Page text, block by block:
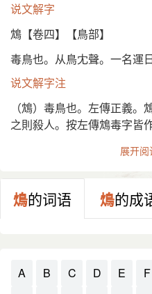
说文解字
鴆【卷四】【鳥部】
毒鳥也。从鳥冘聲。一名運
说文解字注
（鴆）毒鳥也。左傳正義
之則殺人。按左傳鴆毒字皆
猶一名也。廣雅云。雄曰運
知晏。陰諧知雨。
展开
䲴的词语 䲴的成
A B C D E F